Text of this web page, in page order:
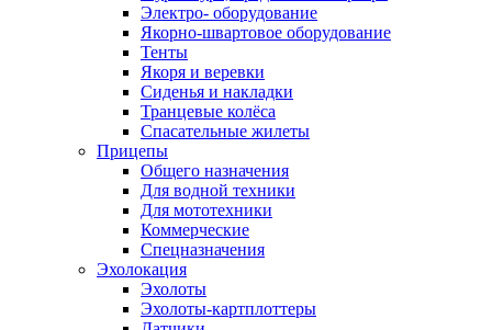
Электро- оборудование
Якорно-швартовое оборудование
Тенты
Якоря и веревки
Сиденья и накладки
Транцевые колёса
Спасательные жилеты
Прицепы
Общего назначения
Для водной техники
Для мототехники
Коммерческие
Спецназначения
Эхолокация
Эхолоты
Эхолоты-картплоттеры